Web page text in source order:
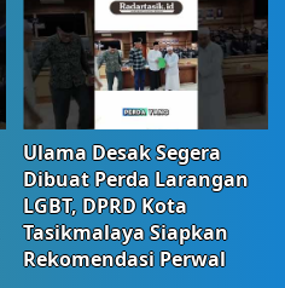
Ulama Desak Segera
Dibuat Perda Larangan
LGBT, DPRD Kota
Tasikmalaya Siapkan
Rekomendasi Perwal